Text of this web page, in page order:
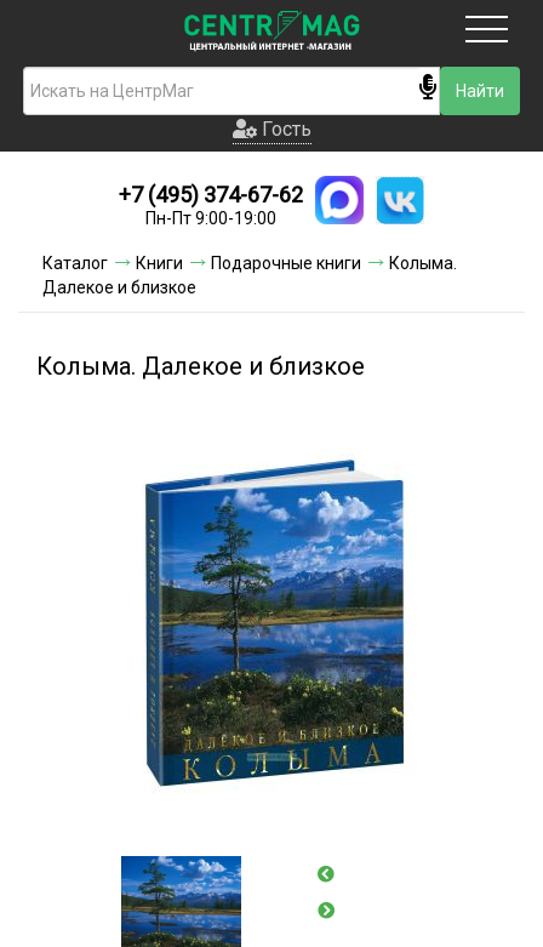
Гость
Новинки
Условия доставки
Контакты
Гость
+7 (495) 374-67-62
Пн-Пт 9:00-19:00
Каталог Книги Подарочные книги
Колыма.
Далекое и близкое
Колыма. Далекое и близкое